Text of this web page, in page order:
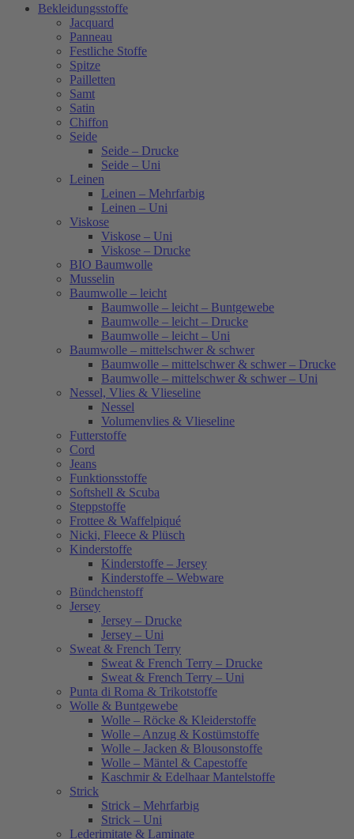
Bekleidungsstoffe
Jacquard
Panneau
Festliche Stoffe
Spitze
Pailletten
Samt
Satin
Chiffon
Seide
Seide – Drucke
Seide – Uni
Leinen
Leinen – Mehrfarbig
Leinen – Uni
Viskose
Viskose – Uni
Viskose – Drucke
BIO Baumwolle
Musselin
Baumwolle – leicht
Baumwolle – leicht – Buntgewebe
Baumwolle – leicht – Drucke
Baumwolle – leicht – Uni
Baumwolle – mittelschwer & schwer
Baumwolle – mittelschwer & schwer – Drucke
Baumwolle – mittelschwer & schwer – Uni
Nessel, Vlies & Vlieseline
Nessel
Volumenvlies & Vlieseline
Futterstoffe
Cord
Jeans
Funktionsstoffe
Softshell & Scuba
Steppstoffe
Frottee & Waffelpiqué
Nicki, Fleece & Plüsch
Kinderstoffe
Kinderstoffe – Jersey
Kinderstoffe – Webware
Bündchenstoff
Jersey
Jersey – Drucke
Jersey – Uni
Sweat & French Terry
Sweat & French Terry – Drucke
Sweat & French Terry – Uni
Punta di Roma & Trikotstoffe
Wolle & Buntgewebe
Wolle – Röcke & Kleiderstoffe
Wolle – Anzug & Kostümstoffe
Wolle – Jacken & Blousonstoffe
Wolle – Mäntel & Capestoffe
Kaschmir & Edelhaar Mantelstoffe
Strick
Strick – Mehrfarbig
Strick – Uni
Lederimitate & Laminate